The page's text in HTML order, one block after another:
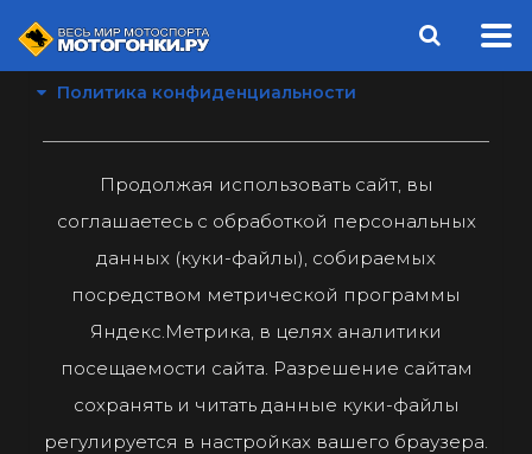
Политика конфиденциальности
Продолжая использовать сайт, вы
соглашаетесь с обработкой персональных
данных (куки-файлы), собираемых
посредством метрической программы
Яндекс.Метрика, в целях аналитики
посещаемости сайта. Разрешение сайтам
сохранять и читать данные куки-файлы
регулируется в настройках вашего браузера.